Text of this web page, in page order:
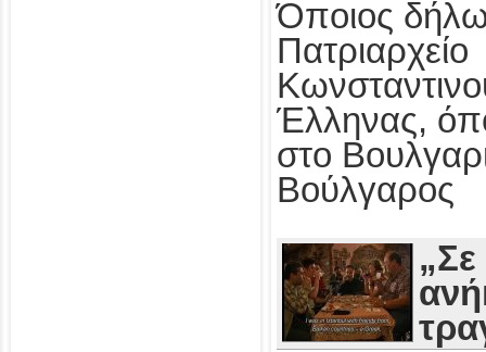
Όποιος
Πατριαρχείο
Έλληνας,
στο
Βούλγαρος